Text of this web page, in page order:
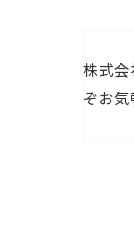
株式会
ぞお気